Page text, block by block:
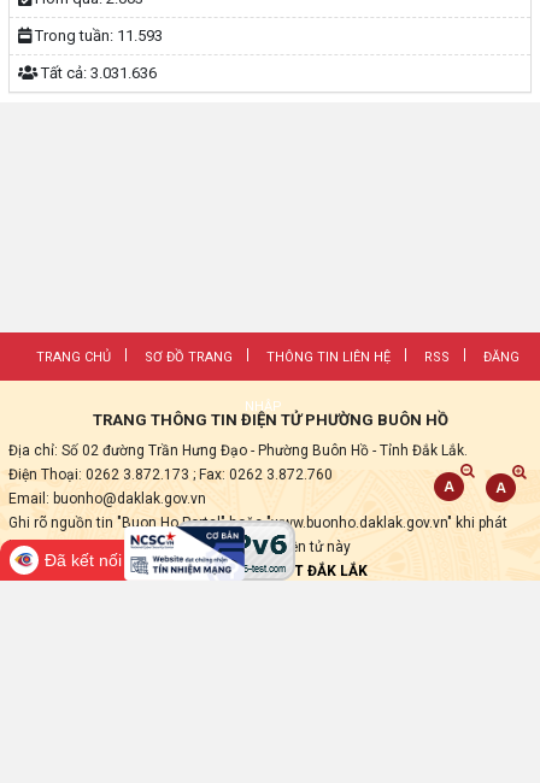
Trong tuần: 11.593
Tất cả: 3.031.636
TRANG CHỦ SƠ ĐỒ TRANG THÔNG TIN LIÊN HỆ RSS ĐĂNG
NHẬP
TRANG THÔNG TIN ĐIỆN TỬ PHƯỜNG BUÔN HỒ
Địa chỉ: Số 02 đường Trần Hưng Đạo - Phường Buôn Hồ - Tỉnh Đắk Lắk.
Điện Thoại: 0262 3.872.173 ; Fax: 0262 3.872.760
Email: buonho@daklak.gov.vn
Ghi rõ nguồn tin "Buon Ho Portal" hoặc "www.buonho.daklak.gov.vn" khi phát
hành lại các thông tin từ Trang thông tin điện tử này
Thực hiện bởiVNPT ĐẮK LẮK
Đã kết nối EMC